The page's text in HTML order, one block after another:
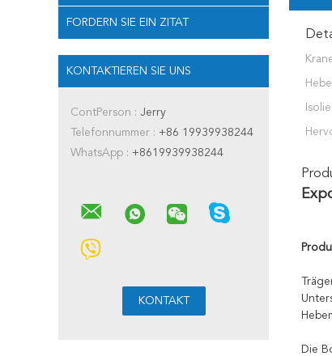
FORDERN SIE EIN ZITAT
KONTAKTIEREN SIE UNS
ContPerson : Jerry
Telefonnummer : +86 19939938244
WhatsApp : +8619939938244
Die